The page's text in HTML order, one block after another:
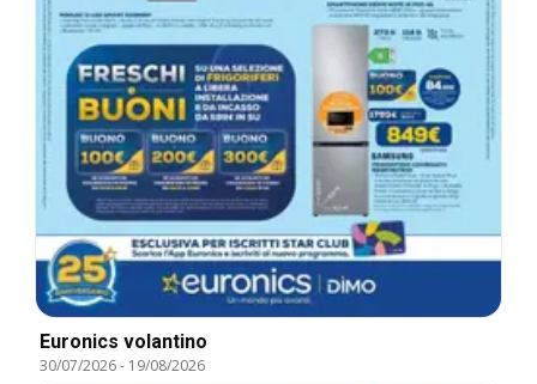
Euronics volantino
30/07/2026- 19/08/2026